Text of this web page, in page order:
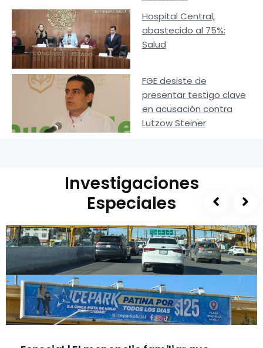
Hospital Central,
abastecido al 75%:
Salud
FGE desiste de
presentar testigo clave
en acusación contra
Lutzow Steiner
Investigaciones
Especiales